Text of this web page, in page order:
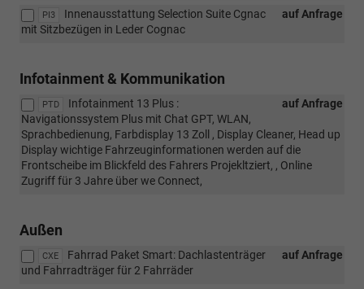
PI3 auf Anfrage
Innenausstattung Selection Suite Cgnac
mit Sitzbezügen in Leder Cognac
Infotainment & Kommunikation
PTD auf Anfrage
Infotainment 13 Plus :
Navigationssystem Plus mit Chat GPT, WLAN,
Sprachbedienung, Farbdisplay 13 Zoll , Display Cleaner, Head up
Display wichtige Fahrzeuginformationen werden auf die
Frontscheibe im Blickfeld des Fahrers Projekltziert, , Online
Zugriff für 3 Jahre über we Connect,
Außen
CXE auf Anfrage
Fahrrad Paket Smart: Dachlastenträger
und Fahrradträger für 2 Fahrräder